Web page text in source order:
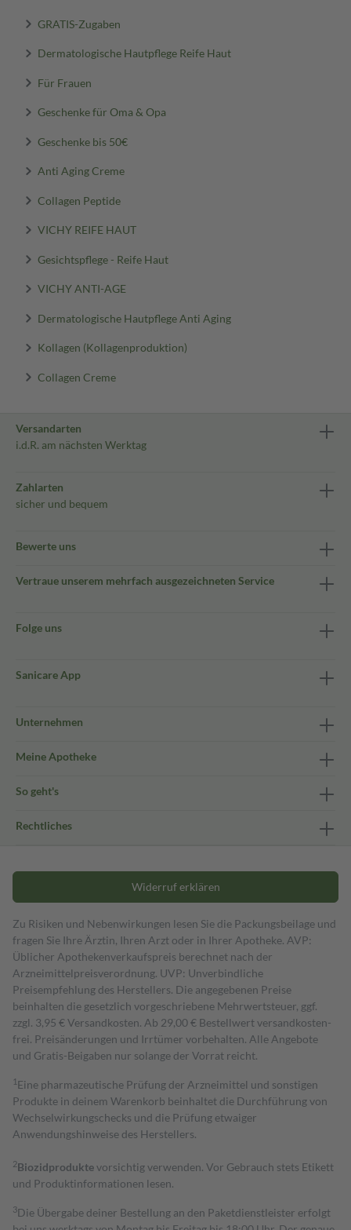
GRATIS-Zugaben
Dermatologische Hautpflege Reife Haut
Für Frauen
Geschenke für Oma & Opa
Geschenke bis 50€
Anti Aging Creme
Collagen Peptide
VICHY REIFE HAUT
Gesichtspflege - Reife Haut
VICHY ANTI-AGE
Dermatologische Hautpflege Anti Aging
Kollagen (Kollagenproduktion)
Collagen Creme
Versandarten
i.d.R. am nächsten Werktag
Zahlarten
sicher und bequem
Bewerte uns
Vertraue unserem mehrfach ausgezeichneten Service
Folge uns
Sanicare App
Unternehmen
Meine Apotheke
So geht's
Rechtliches
Widerruf erklären
Zu Risiken und Nebenwirkungen lesen Sie die Packungsbeilage und
fragen Sie Ihre Ärztin, Ihren Arzt oder in Ihrer Apotheke. AVP:
Üblicher Apothekenverkaufspreis berechnet nach der
Arzneimittelpreisverordnung. UVP: Unverbindliche
Preisempfehlung des Herstellers. Die angegebenen Preise
beinhalten die gesetzlich vorgeschriebene Mehrwertsteuer, ggf.
zzgl. 3,95 € Versandkosten. Ab 29,00 € Bestell­wert versand­kosten­
frei. Preisänderungen und Irrtümer vorbehalten. Alle Angebote
und Gratis-Beigaben nur solange der Vorrat reicht.
1 Eine pharmazeutische Prüfung der Arzneimittel und sonstigen
Produkte in deinem Warenkorb beinhaltet die Durchführung von
Wechselwirkungschecks und die Prüfung etwaiger
Anwendungshinweise des Herstellers.
2Biozidproduktevorsichtig verwenden. Vor Gebrauch stets Etikett
und Produktinformationen lesen.
3Die Übergabe deiner Bestellung an den Paketdienstleister erfolgt